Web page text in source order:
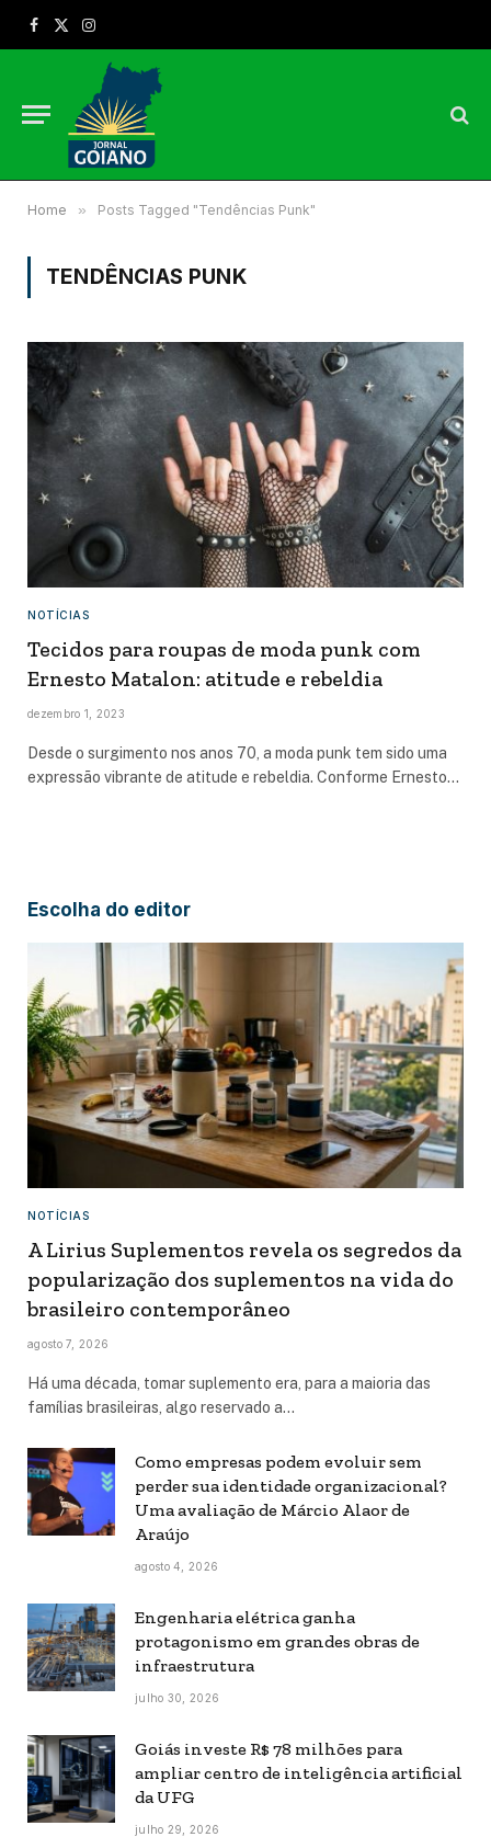
Facebook
X
Instagram
Home » Posts Tagged "Tendências Punk"
TENDÊNCIAS PUNK
NOTÍCIAS
Tecidos para roupas de moda punk com
Ernesto Matalon: atitude e rebeldia
dezembro 1, 2023
Desde o surgimento nos anos 70, a moda punk tem sido uma
expressão vibrante de atitude e rebeldia. Conforme Ernesto…
Escolha do editor
NOTÍCIAS
A Lirius Suplementos revela os segredos da
popularização dos suplementos na vida do
brasileiro contemporâneo
agosto 7, 2026
Há uma década, tomar suplemento era, para a maioria das
famílias brasileiras, algo reservado a…
Como empresas podem evoluir sem
perder sua identidade organizacional?
Uma avaliação de Márcio Alaor de
Araújo
agosto 4, 2026
Engenharia elétrica ganha
protagonismo em grandes obras de
infraestrutura
julho 30, 2026
Goiás investe R$ 78 milhões para
ampliar centro de inteligência artificial
da UFG
julho 29, 2026